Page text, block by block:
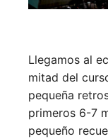
Llegamos al
mitad del
pequeña
primeros 6-7
pequeño